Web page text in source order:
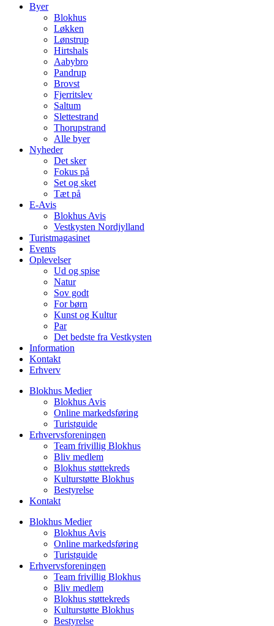
Byer
Blokhus
Løkken
Lønstrup
Hirtshals
Aabybro
Pandrup
Brovst
Fjerritslev
Saltum
Slettestrand
Thorupstrand
Alle byer
Nyheder
Det sker
Fokus på
Set og sket
Tæt på
E-Avis
Blokhus Avis
Vestkysten Nordjylland
Turistmagasinet
Events
Oplevelser
Ud og spise
Natur
Sov godt
For børn
Kunst og Kultur
Par
Det bedste fra Vestkysten
Information
Kontakt
Erhverv
Blokhus Medier
Blokhus Avis
Online markedsføring
Turistguide
Erhvervsforeningen
Team frivillig Blokhus
Bliv medlem
Blokhus støttekreds
Kulturstøtte Blokhus
Bestyrelse
Kontakt
Blokhus Medier
Blokhus Avis
Online markedsføring
Turistguide
Erhvervsforeningen
Team frivillig Blokhus
Bliv medlem
Blokhus støttekreds
Kulturstøtte Blokhus
Bestyrelse